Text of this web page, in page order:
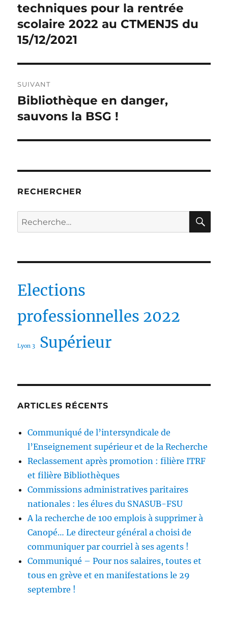
l’article
précédente :
techniques pour la rentrée
scolaire 2022 au CTMENJS du
15/12/2021
SUIVANT
Publication
suivante :
Bibliothèque en danger,
sauvons la BSG !
RECHERCHER
Recherche
pour :
Elections
professionnelles 2022
Lyon 3 Supérieur
ARTICLES RÉCENTS
Communiqué de l’intersyndicale de
l’Enseignement supérieur et de la Recherche
Reclassement après promotion : filière ITRF
et filière Bibliothèques
Commissions administratives paritaires
nationales : les élu·es du SNASUB-FSU
A la recherche de 100 emplois à supprimer à
Canopé… Le directeur général a choisi de
communiquer par courriel à ses agents !
Communiqué – Pour nos salaires, toutes et
tous en grève et en manifestations le 29
septembre !